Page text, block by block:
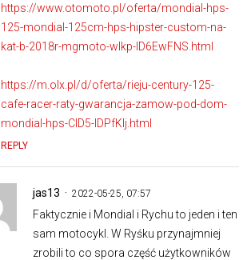
https://www.otomoto.pl/oferta/mondial-hps-
125-mondial-125cm-hps-hipster-custom-na-
kat-b-2018r-mgmoto-wlkp-ID6EwFNS.html
https://m.olx.pl/d/oferta/rieju-century-125-
cafe-racer-raty-gwarancja-zamow-pod-dom-
mondial-hps-CID5-IDPfKlj.html
REPLY
jas13 2022-05-25, 07:57
Faktycznie i Mondial i Rychu to jeden i ten
sam motocykl. W Ryśku przynajmniej
zrobili to co spora część użytkowników